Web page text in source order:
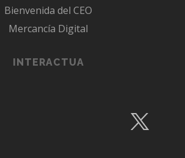
Bienvenida del CEO
Mercancía Digital
INTERACTUA